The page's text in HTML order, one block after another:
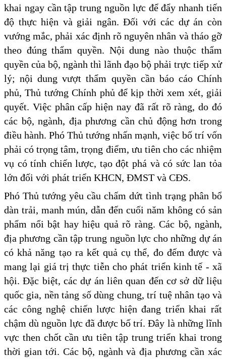
khai ngay cần tập trung nguồn lực để đẩy nhanh tiến
độ thực hiện và giải ngân. Đối với các dự án còn
vướng mắc, phải xác định rõ nguyên nhân và tháo gỡ
theo đúng thẩm quyền. Nội dung nào thuộc thẩm
quyền của bộ, ngành thì lãnh đạo bộ phải trực tiếp xử
lý; nội dung vượt thẩm quyền cần báo cáo Chính
phủ, Thủ tướng Chính phủ để kịp thời xem xét, giải
quyết. Việc phân cấp hiện nay đã rất rõ ràng, do đó
các bộ, ngành, địa phương cần chủ động hơn trong
điều hành. Phó Thủ tướng nhấn mạnh, việc bố trí vốn
phải có trọng tâm, trọng điểm, ưu tiên cho các nhiệm
vụ có tính chiến lược, tạo đột phá và có sức lan tỏa
lớn đối với phát triển KHCN, ĐMST và CĐS.
Phó Thủ tướng yêu cầu chấm dứt tình trạng phân bổ
dàn trải, manh mún, dẫn đến cuối năm không có sản
phẩm nổi bật hay hiệu quả rõ ràng. Các bộ, ngành,
địa phương cần tập trung nguồn lực cho những dự án
có khả năng tạo ra kết quả cụ thể, đo đếm được và
mang lại giá trị thực tiễn cho phát triển kinh tế - xã
hội. Đặc biệt, các dự án liên quan đến cơ sở dữ liệu
quốc gia, nền tảng số dùng chung, trí tuệ nhân tạo và
các công nghệ chiến lược hiện đang triển khai rất
chậm dù nguồn lực đã được bố trí. Đây là những lĩnh
vực then chốt cần ưu tiên tập trung triển khai trong
thời gian tới. Các bộ, ngành và địa phương cần xác